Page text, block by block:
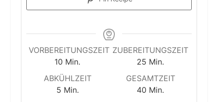
VORBEREITUNGSZEIT
10 Minuten
Min.
ZUBEREITUNGSZEIT
25 Minuten
Min.
ABKÜHLZEIT
5Minuten
Min.
GESAMTZEIT
40 Minuten
Min.